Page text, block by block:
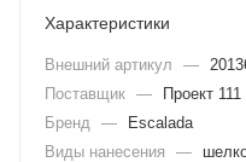
Характеристики
Внешний артикул —
Поставщик —
Проект 111
Бренд
—
Escalada
Виды нанесения
—